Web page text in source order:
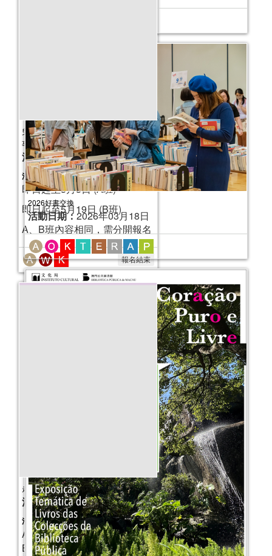
2026好書交換
活動日期：2026年03月18日
兒童閱讀推廣計劃之「走進繪本之旅」故
事工作坊 (5-6月)
活動日期：2016年05月08日
活動報名日期：
即日起至5月5日 (A班)
即日起至5月19日 (B班)
A、B班內容相同，需分開報名
報名結束
走進繪本之旅
活動日期：2015年10月11日
活動報名日期：
A班 ─ 9月19日~ 10月07日
B班 ─ 10月07日~10月21日